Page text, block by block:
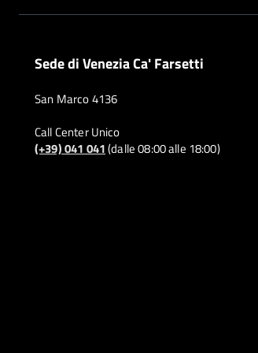
Sede di Venezia Ca' Farsetti
San Marco 4136
Call Center Unico
(+39) 041 041(dalle 08:00 alle 18:00)